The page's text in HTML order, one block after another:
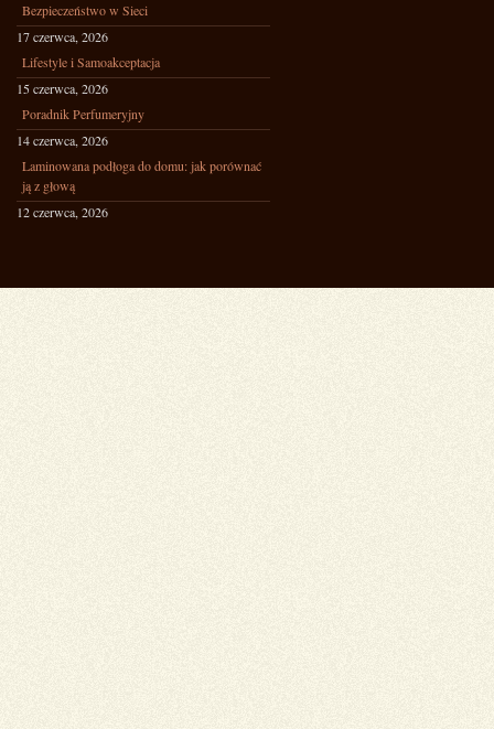
Bezpieczeństwo w Sieci
17 czerwca, 2026
Lifestyle i Samoakceptacja
15 czerwca, 2026
Poradnik Perfumeryjny
14 czerwca, 2026
Laminowana podłoga do domu: jak porównać
ją z głową
12 czerwca, 2026